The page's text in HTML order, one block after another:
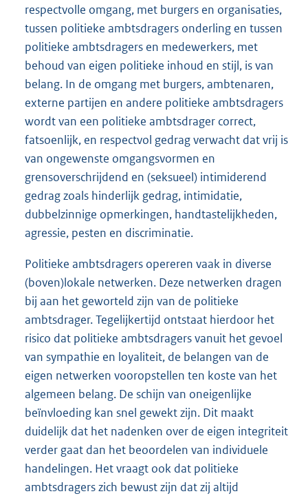
respectvolle omgang, met burgers en organisaties,
tussen politieke ambtsdragers onderling en tussen
politieke ambtsdragers en medewerkers, met
behoud van eigen politieke inhoud en stijl, is van
belang. In de omgang met burgers, ambtenaren,
externe partijen en andere politieke ambtsdragers
wordt van een politieke ambtsdrager correct,
fatsoenlijk, en respectvol gedrag verwacht dat vrij is
van ongewenste omgangsvormen en
grensoverschrijdend en (seksueel) intimiderend
gedrag zoals hinderlijk gedrag, intimidatie,
dubbelzinnige opmerkingen, handtastelijkheden,
agressie, pesten en discriminatie.
Politieke ambtsdragers opereren vaak in diverse
(boven)lokale netwerken. Deze netwerken dragen
bij aan het geworteld zijn van de politieke
ambtsdrager. Tegelijkertijd ontstaat hierdoor het
risico dat politieke ambtsdragers vanuit het gevoel
van sympathie en loyaliteit, de belangen van de
eigen netwerken vooropstellen ten koste van het
algemeen belang. De schijn van oneigenlijke
beïnvloeding kan snel gewekt zijn. Dit maakt
duidelijk dat het nadenken over de eigen integriteit
verder gaat dan het beoordelen van individuele
handelingen. Het vraagt ook dat politieke
ambtsdragers zich bewust zijn dat zij altijd